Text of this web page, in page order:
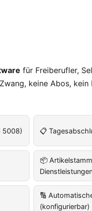
für Freiberufler,
keine Abos,
5008) 📋
📦
🔢
(konfigurierbar)